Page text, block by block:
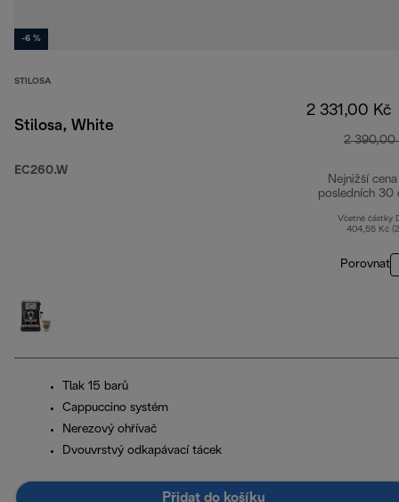
-6 %
STILOSA
Stilosa, White
EC260.W
2 331,00 Kč
2 390,00
Nejnižší
posledních 30
Včetně částky
404,55 Kč
Porovnat
Tlak 15 barů
Cappuccino systém
Nerezový ohřívač
Dvouvrstvý odkapávací tácek
Přidat do košíku